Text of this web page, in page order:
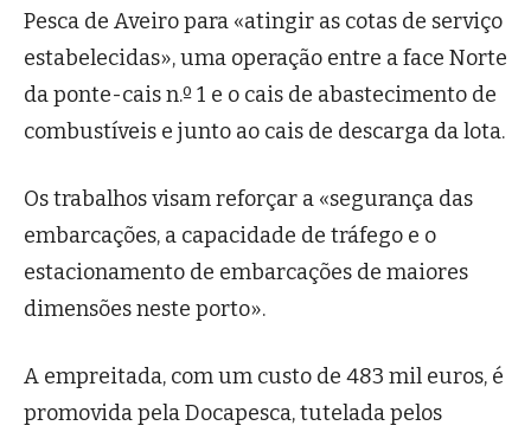
Pesca de Aveiro para «atingir as cotas de serviço
estabelecidas», uma operação entre a face Norte
da ponte-cais n.º 1 e o cais de abastecimento de
combustíveis e junto ao cais de descarga da lota.
Os trabalhos visam reforçar a «segurança das
embarcações, a capacidade de tráfego e o
estacionamento de embarcações de maiores
dimensões neste porto».
A empreitada, com um custo de 483 mil euros, é
promovida pela Docapesca, tutelada pelos